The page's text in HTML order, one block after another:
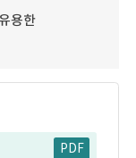
용한
PDF